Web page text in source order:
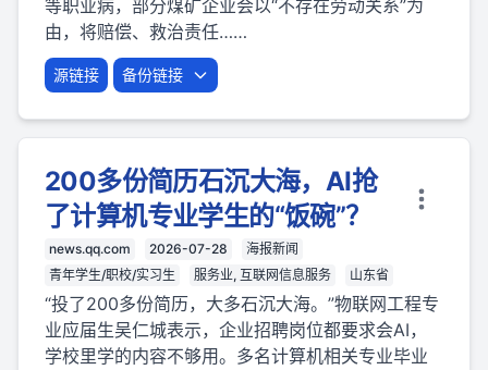
等职业病，部分煤矿企业会以“不存在劳动关系”为
由，将赔偿、救治责任……
源链接 备份链接
200多份简历石沉大海，AI抢
了计算机专业学生的“饭碗”？
news.qq.com 2026-07-28
海报新闻
青年学生/职校/实习生
服务业, 互联网信息服务 山东省
“投了200多份简历，大多石沉大海。”物联网工程专
业应届生吴仁城表示，企业招聘岗位都要求会AI，
学校里学的内容不够用。多名计算机相关专业毕业